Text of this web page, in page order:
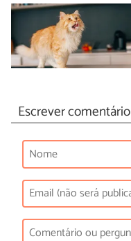
Escrever comentário